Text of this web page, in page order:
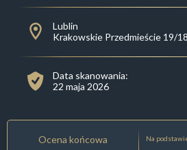
Lublin
Krakowskie Przedmieście 19/18
Data skanowania:
22 maja 2026
Ocena końcowa Na